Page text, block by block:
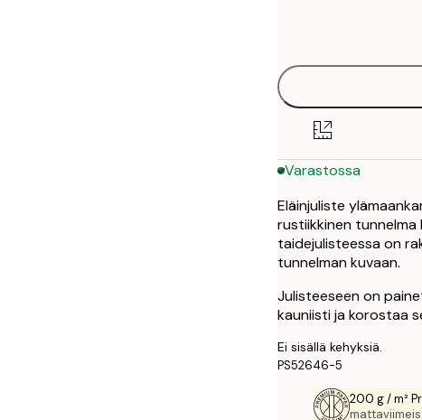
Varastossa
Eläinjuliste
rustiikkinen tunnelma
taidejulisteessa on
tunnelman kuvaan.
Julisteeseen on
kauniisti ja korostaa
Ei sisällä kehyksiä.
PS52646-5
200 g / m²